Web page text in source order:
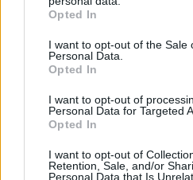
grant or deny consent to Google
use your data for below
consent section.
Opted In
I want to opt-out of the Sale
Personal Data.
Opted In
I want to opt-out of
Personal Data for Targeted
Opted In
I want to opt-out of
Retention, Sale, and/or
Personal Data that Is
tetőcserepet!